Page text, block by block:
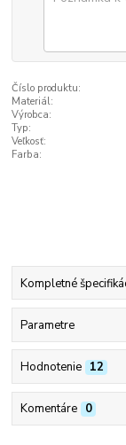
Číslo produktu:
Materiál:
Výrobca:
Typ:
Veľkosť:
Farba:
Kompletné
Parametre
Hodnotenie 12
Komentáre 0